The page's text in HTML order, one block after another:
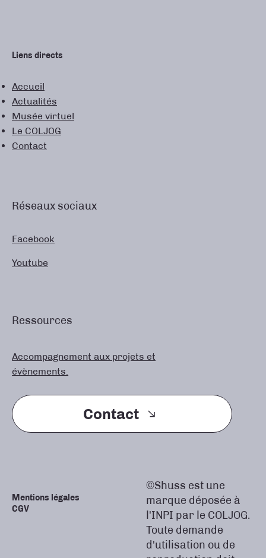
Liens directs
Accueil
Actualités
Musée virtuel
Le COLJOG
Contact
Réseaux sociaux
Facebook
Youtube
Ressources
Accompagnement aux projets et
évènements.
Contact
Mentions légales
CGV
©Shuss est une
marque déposée à
l'INPI par le COLJOG.
Toute demande
d'utilisation ou de